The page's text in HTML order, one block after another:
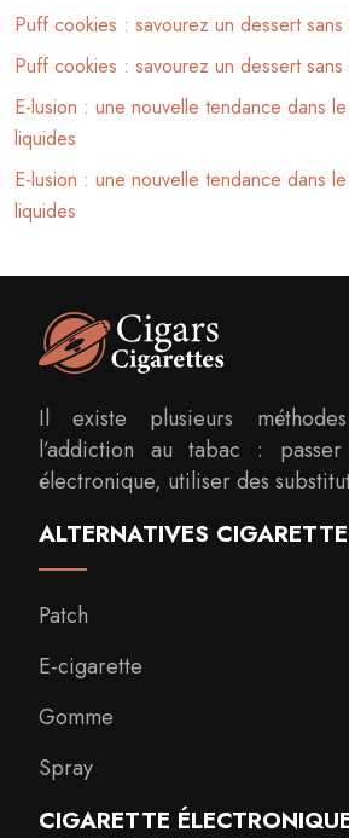
Puff cookies : savourez un dessert sans
Puff cookies : savourez un dessert sans
E-lusion : une nouvelle tendance dans
liquides
E-lusion : une nouvelle tendance dans
liquides
Il existe plusieurs
l’addiction au tabac :
électronique, utiliser des
ALTERNATIVES
Patch
E-cigarette
Gomme
Spray
CIGARETTE